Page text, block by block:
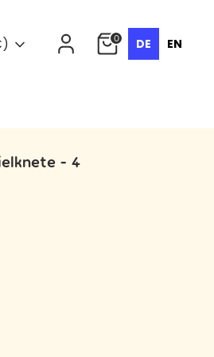
0 DE EN
- 4